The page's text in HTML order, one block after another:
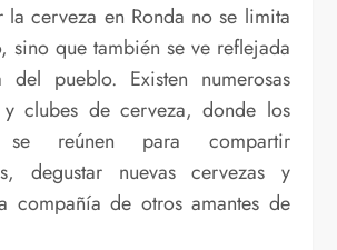
sino que también se ve reflejada
pueblo. Existen numerosas
y clubes de cerveza, donde los
se reúnen para compartir
degustar nuevas cervezas y
compañía de otros amantes de